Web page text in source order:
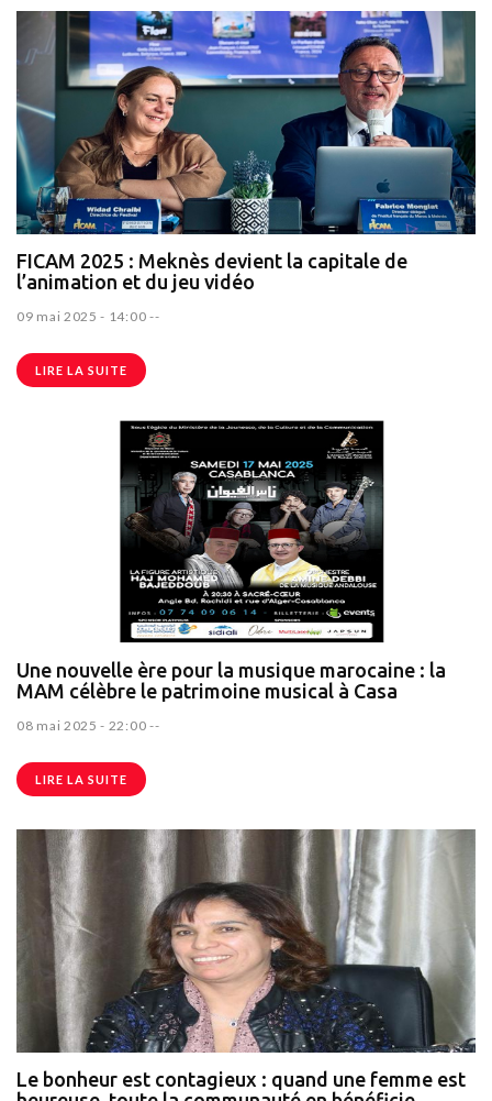
FICAM 2025 : Meknès devient la capitale de
l’animation et du jeu vidéo
09 mai 2025 - 14:00 --
LIRE LA SUITE
Une nouvelle ère pour la musique marocaine : la
MAM célèbre le patrimoine musical à Casa
08 mai 2025 - 22:00 --
LIRE LA SUITE
Le bonheur est contagieux : quand une femme est